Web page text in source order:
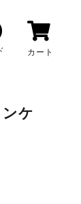
カート
ケ